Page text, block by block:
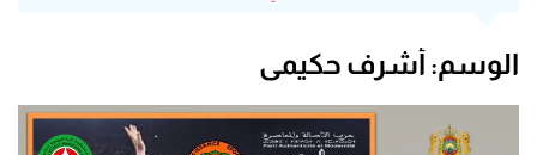
الوسم: أشرف حكيمي